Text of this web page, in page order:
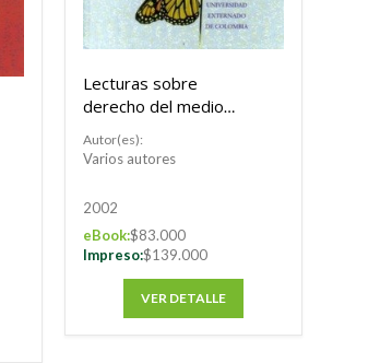
Lecturas sobre
derecho del medio
ambiente. Tomo III
Autor(es):
Varios autores
2002
eBook:$83.000
Impreso:$139.000
VER DETALLE